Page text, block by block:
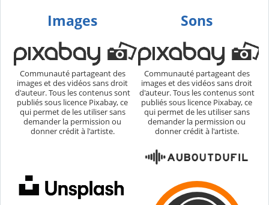
Images Sons
Communauté partageant des
images et des vidéos sans droit
d'auteur. Tous les contenus sont
publiés sous licence Pixabay, ce
qui permet de les utiliser sans
demander la permission ou
donner crédit à l'artiste.
Communauté partageant des
images et des vidéos sans droit
d'auteur. Tous les contenus sont
publiés sous licence Pixabay, ce
qui permet de les utiliser sans
demander la permission ou
donner crédit à l'artiste.